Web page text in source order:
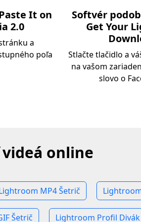
It on
2.0
a
poľa
Softvér
Get Your
Stlačte tlačidlo a
na vašom
slovo o
online
MP4 Šetrič
Šetrič Lightroom Profil Divák